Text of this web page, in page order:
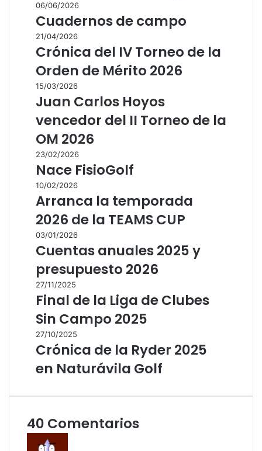
06/06/2026
Cuadernos de campo
21/04/2026
Crónica del IV Torneo de la
Orden de Mérito 2026
15/03/2026
Juan Carlos Hoyos
vencedor del II Torneo de la
OM 2026
23/02/2026
Nace FisioGolf
10/02/2026
Arranca la temporada
2026 de la TEAMS CUP
03/01/2026
Cuentas anuales 2025 y
presupuesto 2026
27/11/2025
Final de la Liga de Clubes
Sin Campo 2025
27/10/2025
Crónica de la Ryder 2025
en Naturávila Golf
40 Comentarios